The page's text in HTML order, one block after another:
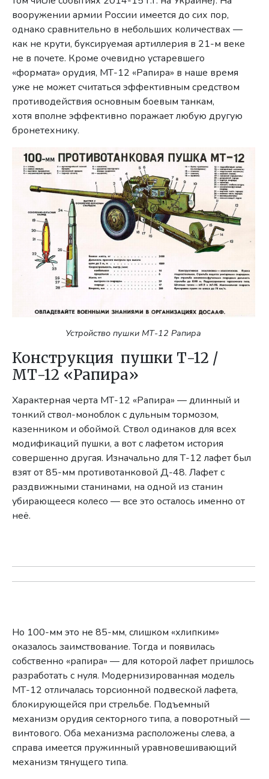
вооружении армии России имеется до сих пор,
однако сравнительно в небольших количествах —
как не крути, буксируемая артиллерия в 21-м веке
не в почете. Кроме очевидно устаревшего
«формата» орудия, МТ-12 «Рапира» в наше время
уже не может считаться эффективным средством
противодействия основным боевым танкам,
хотя вполне эффективно поражает любую другую
бронетехнику.
Устройство пушки МТ-12 Рапира
Конструкция пушки Т-12 /
МТ-12 «Рапира»
Характерная черта МТ-12 «Рапира» — длинный и
тонкий ствол-моноблок с дульным тормозом,
казенником и обоймой. Ствол одинаков для всех
модификаций пушки, а вот с лафетом история
совершенно другая. Изначально для Т-12 лафет был
взят от 85-мм противотанковой Д-48. Лафет с
раздвижными станинами, на одной из станин
убирающееся колесо — все это осталось именно от
неё.
Но 100-мм это не 85-мм, слишком «хлипким»
оказалось заимствование. Тогда и появилась
собственно «рапира» — для которой лафет пришлось
разработать с нуля. Модернизированная модель
МТ-12 отличалась торсионной подвеской лафета,
блокирующейся при стрельбе. Подъемный
механизм орудия секторного типа, а поворотный —
винтового. Оба механизма расположены слева, а
справа имеется пружинный уравновешивающий
механизм тянущего типа.